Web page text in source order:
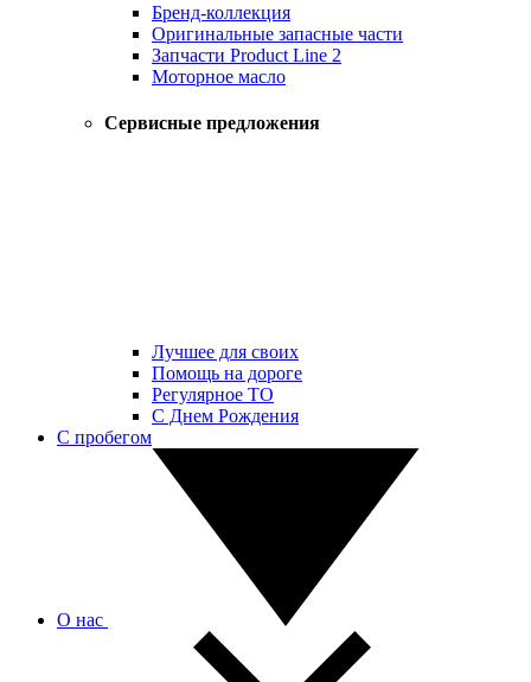
Бренд-коллекция
Оригинальные запасные части
Запчасти Product Line 2
Моторное масло
Сервисные предложения
Лучшее для своих
Помощь на дороге
Регулярное ТО
С Днем Рождения
С пробегом
О нас